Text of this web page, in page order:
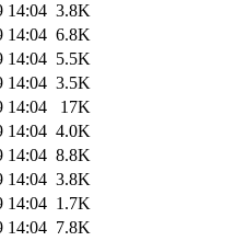
14:04 3.8K
14:04 6.8K
14:04 5.5K
14:04 3.5K
14:04
17K
14:04 4.0K
14:04 8.8K
14:04 3.8K
14:04 1.7K
14:04 7.8K